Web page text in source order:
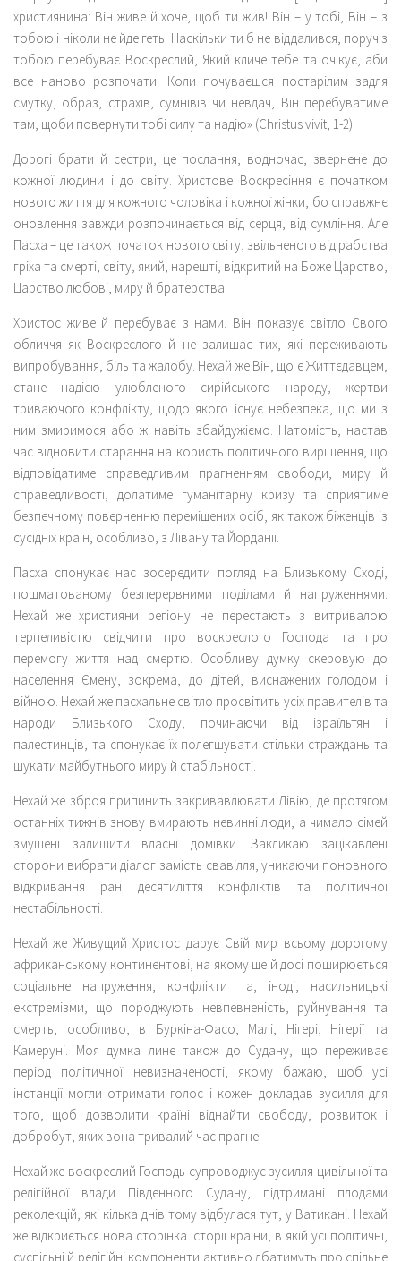
християнина: Він живе й хоче, щоб ти жив! Він – у тобі, Він – з
тобою і ніколи не йде геть. Наскільки ти б не віддалився, поруч з
тобою перебуває Воскреслий, Який кличе тебе та очікує, аби
все наново розпочати. Коли почуваєшся постарілим задля
смутку, образ, страхів, сумнівів чи невдач, Він перебуватиме
там, щоби повернути тобі силу та надію» (Christus vivit, 1-2).
Дорогі брати й сестри, це послання, водночас, звернене до
кожної людини і до світу. Христове Воскресіння є початком
нового життя для кожного чоловіка і кожної жінки, бо справжнє
оновлення завжди розпочинається від серця, від сумління. Але
Пасха – це також початок нового світу, звільненого від рабства
гріха та смерті, світу, який, нарешті, відкритий на Боже Царство,
Царство любові, миру й братерства.
Христос живе й перебуває з нами. Він показує світло Свого
обличчя як Воскреслого й не залишає тих, які переживають
випробування, біль та жалобу. Нехай же Він, що є Життєдавцем,
стане надією улюбленого сирійського народу, жертви
триваючого конфлікту, щодо якого існує небезпека, що ми з
ним змиримося або ж навіть збайдужіємо. Натомість, настав
час відновити старання на користь політичного вирішення, що
відповідатиме справедливим прагненням свободи, миру й
справедливості, долатиме гуманітарну кризу та сприятиме
безпечному поверненню переміщених осіб, як також біженців із
сусідніх країн, особливо, з Лівану та Йорданії.
Пасха спонукає нас зосередити погляд на Близькому Сході,
пошматованому безперервними поділами й напруженнями.
Нехай же християни регіону не перестають з витривалою
терпеливістю свідчити про воскреслого Господа та про
перемогу життя над смертю. Особливу думку скеровую до
населення Ємену, зокрема, до дітей, виснажених голодом і
війною. Нехай же пасхальне світло просвітить усіх правителів та
народи Близького Сходу, починаючи від ізраїльтян і
палестинців, та спонукає їх полегшувати стільки страждань та
шукати майбутнього миру й стабільності.
Нехай же зброя припинить закривавлювати Лівію, де протягом
останніх тижнів знову вмирають невинні люди, а чимало сімей
змушені залишити власні домівки. Закликаю зацікавлені
сторони вибрати діалог замість свавілля, уникаючи поновного
відкривання ран десятиліття конфліктів та політичної
нестабільності.
Нехай же Живущий Христос дарує Свій мир всьому дорогому
африканському континентові, на якому ще й досі поширюється
соціальне напруження, конфлікти та, іноді, насильницькі
екстремізми, що породжують невпевненість, руйнування та
смерть, особливо, в Буркіна-Фасо, Малі, Нігері, Нігерії та
Камеруні. Моя думка лине також до Судану, що переживає
період політичної невизначеності, якому бажаю, щоб усі
інстанції могли отримати голос і кожен докладав зусилля для
того, щоб дозволити країні віднайти свободу, розвиток і
добробут, яких вона тривалий час прагне.
Нехай же воскреслий Господь супроводжує зусилля цивільної та
релігійної влади Південного Судану, підтримані плодами
реколекцій, які кілька днів тому відбулася тут, у Ватикані. Нехай
же відкриється нова сторінка історії країни, в якій усі політичні,
суспільні й релігійні компоненти активно дбатимуть про спільне